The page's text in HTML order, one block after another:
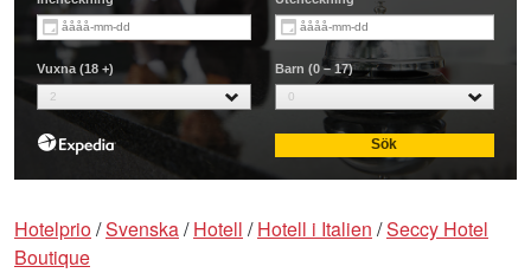
Hotelprio/Svenska/Hotell /Hotell i Italien /Seccy Hotel
Boutique